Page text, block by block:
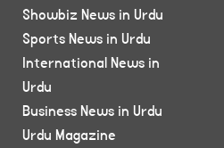
Showbiz News in Urdu
Sports News in Urdu
International News in
Urdu
Business News in Urdu
Urdu Magazine